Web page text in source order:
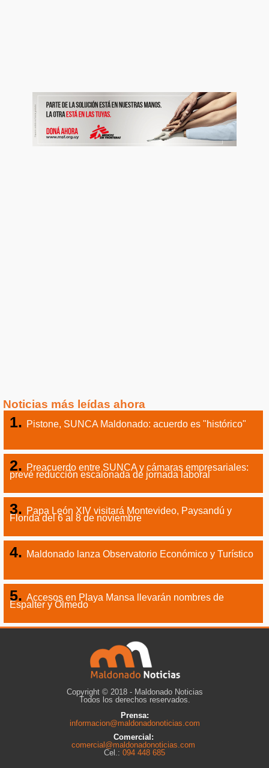
Noticias más leídas ahora
Pistone, SUNCA Maldonado: acuerdo es "histórico"
Preacuerdo entre SUNCA y cámaras empresariales:
prevé reducción escalonada de jornada laboral
Papa León XIV visitará Montevideo, Paysandú y
Florida del 6 al 8 de noviembre
Maldonado lanza Observatorio Económico y Turístico
Accesos en Playa Mansa llevarán nombres de
Espalter y Olmedo
Copyright © 2018 - Maldonado Noticias
Todos los derechos reservados.
Prensa:
informacion@maldonadonoticias.com
Comercial:
comercial@maldonadonoticias.com
Cel.: 094 448 685